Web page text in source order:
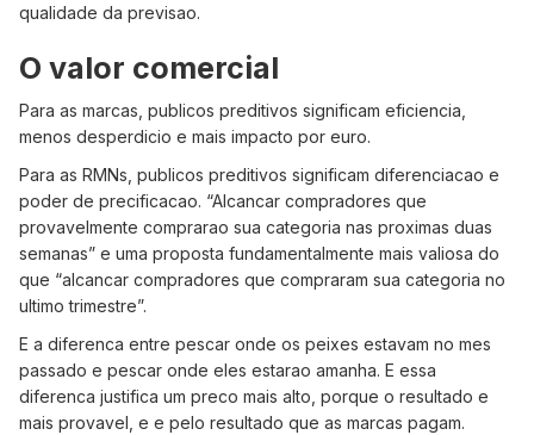
qualidade da previsao.
O valor comercial
Para as marcas, publicos preditivos significam eficiencia,
menos desperdicio e mais impacto por euro.
Para as RMNs, publicos preditivos significam diferenciacao e
poder de precificacao. “Alcancar compradores que
provavelmente comprarao sua categoria nas proximas duas
semanas” e uma proposta fundamentalmente mais valiosa do
que “alcancar compradores que compraram sua categoria no
ultimo trimestre”.
E a diferenca entre pescar onde os peixes estavam no mes
passado e pescar onde eles estarao amanha. E essa
diferenca justifica um preco mais alto, porque o resultado e
mais provavel, e e pelo resultado que as marcas pagam.